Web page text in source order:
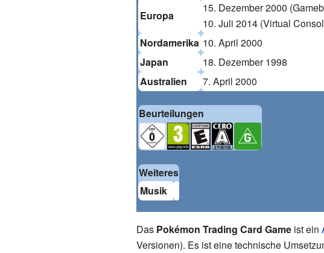
Europa
15. Dezember 2000
10. Juli 2014 (Virtual
Nordamerika 10. April 2000
Japan
18. Dezember 1998
Australien
7. April 2000
Beurteilungen
Weiteres
Musik
Das Pokémon Trading Card Gameist ein
Versionen). Es ist eine technische